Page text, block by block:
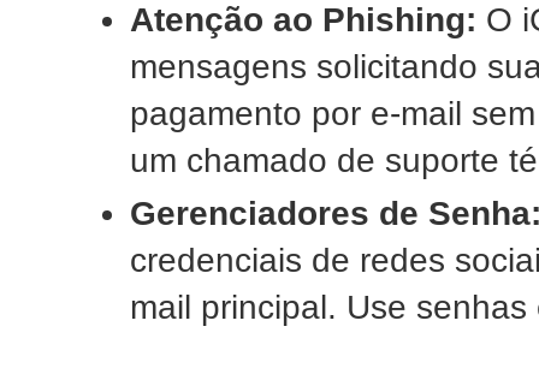
Atenção ao Phishing: O
mensagens solicitando
pagamento por e-mail
um chamado de suporte
Gerenciadores de
credenciais de redes
mail principal. Use